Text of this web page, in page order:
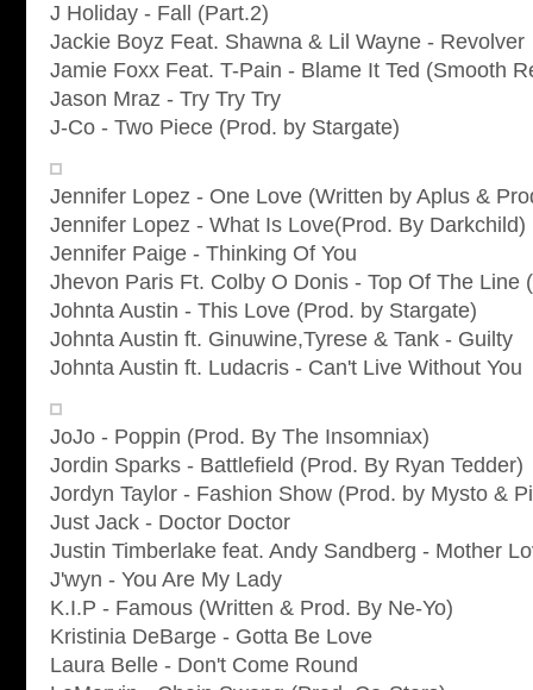
J Holiday - Fall (Part.2)
Jackie Boyz Feat. Shawna & Lil Wayne - Revolver
Jamie Foxx Feat. T-Pain - Blame It Ted (Smooth
Jason Mraz - Try Try Try
J-Co - Two Piece (Prod. by Stargate)
Jennifer Lopez - One Love (Written by Aplus &
Jennifer Lopez - What Is Love(Prod. By Darkchild)
Jennifer Paige - Thinking Of You
Jhevon Paris Ft. Colby O Donis - Top Of The Line
Johnta Austin - This Love (Prod. by Stargate)
Johnta Austin ft. Ginuwine,Tyrese & Tank - Guilty
Johnta Austin ft. Ludacris - Can't Live Without You
JoJo - Poppin (Prod. By The Insomniax)
Jordin Sparks - Battlefield (Prod. By Ryan Tedder)
Jordyn Taylor - Fashion Show (Prod. by Mysto &
Just Jack - Doctor Doctor
Justin Timberlake feat. Andy Sandberg - Mother
J'wyn - You Are My Lady
K.I.P - Famous (Written & Prod. By Ne-Yo)
Kristinia DeBarge - Gotta Be Love
Laura Belle - Don't Come Round